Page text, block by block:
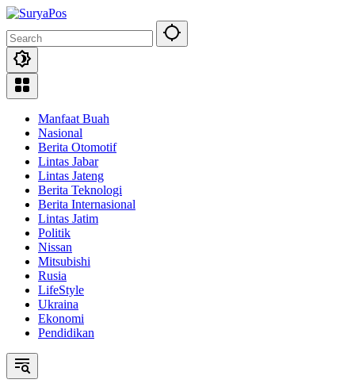
Skip
content
Manfaat Buah
Nasional
Berita Otomotif
Lintas Jabar
Lintas Jateng
Berita Teknologi
Berita Internasional
Lintas Jatim
Politik
Nissan
Mitsubishi
Rusia
LifeStyle
Ukraina
Ekonomi
Pendidikan